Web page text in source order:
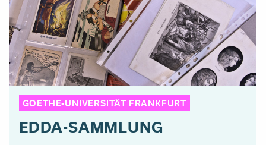
GOETHE-UNIVERSITÄT FRANKFURT
EDDA-SAMMLUNG